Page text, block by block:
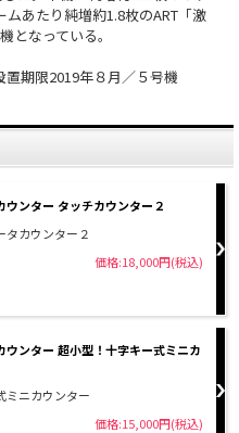
ムあたり純増約1.8枚のART「激
となっている。
置期限2019年８月／５号機
ウンター タッチカウンター２
タカウンター２
価格:18,000円(税込)
ウンター 超小型！十字キー式ミニカ
ミニカウンター
価格:15,000円(税込)